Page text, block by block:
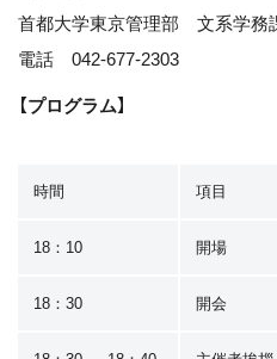
首都大学東京管理部 文系学
電話 042-677-2303
【プログラム】
時間 項目
18：10 開場
18：30 開会